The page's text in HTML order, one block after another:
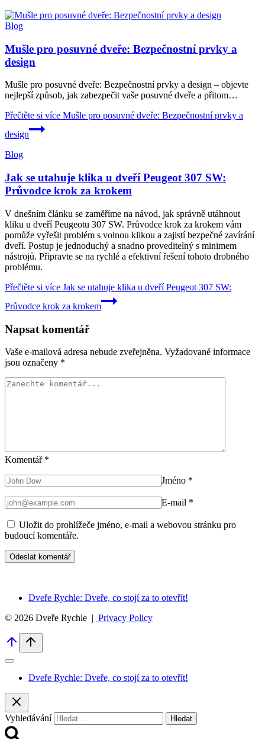
Blog
Mušle pro posuvné dveře: Bezpečnostní prvky a
design
Mušle pro posuvné dveře: Bezpečnostní prvky a design – objevte
nejlepší způsob, jak zabezpečit vaše posuvné dveře a přitom…
Přečtěte si více Mušle pro posuvné dveře: Bezpečnostní prvky a
design
Blog
Jak se utahuje klika u dveří Peugeot 307 SW:
Průvodce krok za krokem
V dnešním článku se zaměříme na návod, jak správně utáhnout
kliku u dveří Peugeotu 307 SW. Průvodce krok za krokem vám
pomůže vyřešit problém s volnou klikou a zajistí bezpečné zavírání
dveří. Postup je jednoduchý a snadno proveditelný s minimem
nástrojů. Připravte se na rychlé a efektivní řešení tohoto drobného
problému.
Přečtěte si více Jak se utahuje klika u dveří Peugeot 307 SW:
Průvodce krok za krokem
Napsat komentář
Vaše e-mailová adresa nebude zveřejněna. Vyžadované informace
jsou označeny *
Komentář *
Jméno *
E-mail *
Uložit do prohlížeče jméno, e-mail a webovou stránku pro
budoucí komentáře.
Dveře Rychle: Dveře, co stojí za to otevřít!
© 2026 Dveře Rychle | Privacy Policy
Dveře Rychle: Dveře, co stojí za to otevřít!
Vyhledávání